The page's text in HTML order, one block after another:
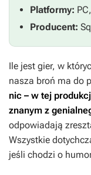
Platformy:
Producent:
Ile jest gier, w
nasza broń ma do
nic – w tej
znanym z
odpowiadają
Wszystkie
jeśli chodzi o